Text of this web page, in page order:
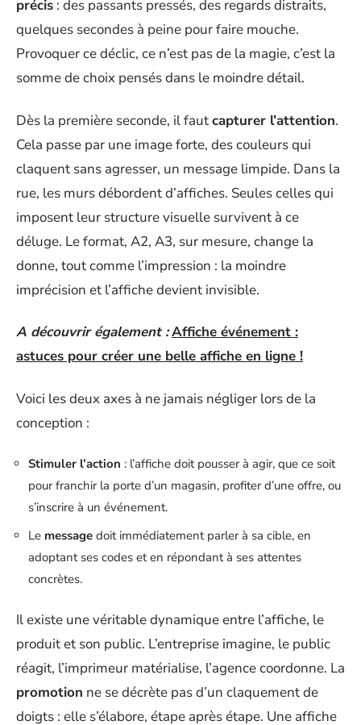
précis : des passants pressés, des regards distraits,
quelques secondes à peine pour faire mouche.
Provoquer ce déclic, ce n’est pas de la magie, c’est la
somme de choix pensés dans le moindre détail.
Dès la première seconde, il fautcapturer l’attention.
Cela passe par une image forte, des couleurs qui
claquent sans agresser, un message limpide. Dans la
rue, les murs débordent d’affiches. Seules celles qui
imposent leur structure visuelle survivent à ce
déluge. Le format, A2, A3, sur mesure, change la
donne, tout comme l’impression : la moindre
imprécision et l’affiche devient invisible.
A découvrir également :Affiche événement :
astuces pour créer une belle affiche en ligne !
Voici les deux axes à ne jamais négliger lors de la
conception :
Stimuler l’action : l’affiche doit pousser à agir, que ce soit
pour franchir la porte d’un magasin, profiter d’une offre, ou
s’inscrire à un événement.
Le message doit immédiatement parler à sa cible, en
adoptant ses codes et en répondant à ses attentes
concrètes.
Il existe une véritable dynamique entre l’affiche, le
produit et son public. L’entreprise imagine, le public
réagit, l’imprimeur matérialise, l’agence coordonne. La
promotion ne se décrète pas d’un claquement de
doigts : elle s’élabore, étape après étape. Une affiche